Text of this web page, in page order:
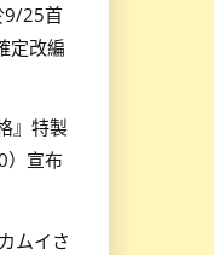
9/25首
定改編
』特製
）宣布
ムイさ